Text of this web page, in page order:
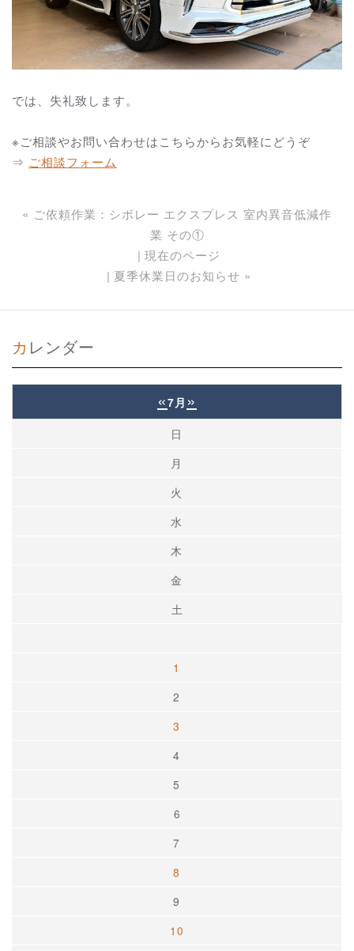
では、失礼致します。
※ご相談やお問い合わせはこちらからお気軽にどうぞ
⇒ ご相談フォーム
« ご依頼作業：シボレー エクスプレス 室内異音低減作
業 その①
現在のページ
夏季休業日のお知らせ »
カレンダー
«7月 »
日
月
火
水
木
金
土
1
2
3
4
5
6
7
8
9
10